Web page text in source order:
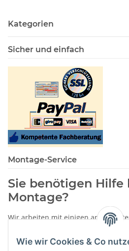
Wie wir Cookies & Co
Kategorien
Sicher und einfach
Montage-Service
Sie benötigen Hilfe
Montage?
Wir arbeiten mit einigen
Rufen Sie uns einfach an: